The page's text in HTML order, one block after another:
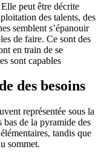
peut être décrite
des talents, des
semblent s’épanouir
de faire. Ce sont des
en train de se
sont capables
des besoins
représentée sous la
de la pyramide des
tandis que
sommet.